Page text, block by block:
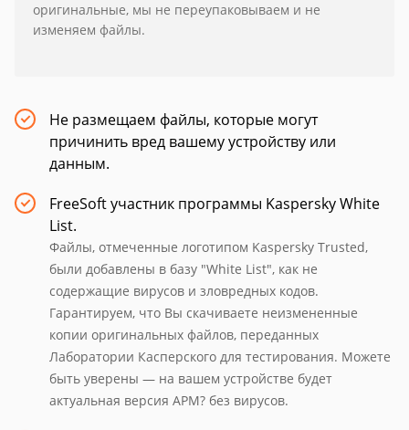
оригинальные, мы не переупаковываем и не
изменяем файлы.
Не размещаем файлы, которые могут
причинить вред вашему устройству или
данным.
FreeSoft участник программы Kaspersky White
List.
Файлы, отмеченные логотипом Kaspersky Trusted,
были добавлены в базу "White List", как не
содержащие вирусов и зловредных кодов.
Гарантируем, что Вы скачиваете неизмененные
копии оригинальных файлов, переданных
Лаборатории Касперского для тестирования. Можете
быть уверены — на вашем устройстве будет
актуальная версия APM? без вирусов.